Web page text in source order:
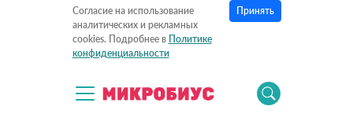
Согласие на использование
аналитических и рекламных
cookies. Подробнее в Политике
конфиденциальности
Принять